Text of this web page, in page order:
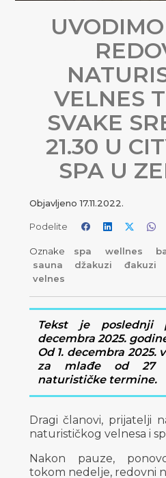
VELNES
SVAKE
21.30 U
SPA U
Objavljeno17.11.2022.
Podelite
Oznake spa wellnes
sauna
džakuzi đakuzi
velnes
Tekst je poslednji
decembra 2025.
Od 1. decembra 2025.
za mlađe od 27
naturističke termine.
Dragi članovi, prijatelji
naturističkog velnesa i
Nakon pauze,
tokom nedelje, redovni